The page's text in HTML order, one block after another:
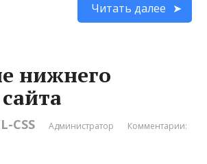
Читать далее
нижнего
CSS Администратор
Комментарии: